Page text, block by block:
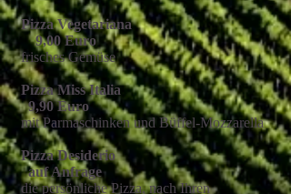
Pizza Vegetariana
9,00 Euro
frisches Gemüse
Pizza Miss Italia
9,90 Euro
mit Parmaschinken und Büffel-Mozzarella
Pizza Desiderio
auf Anfrage
die persönliche Pizza, nach Ihren